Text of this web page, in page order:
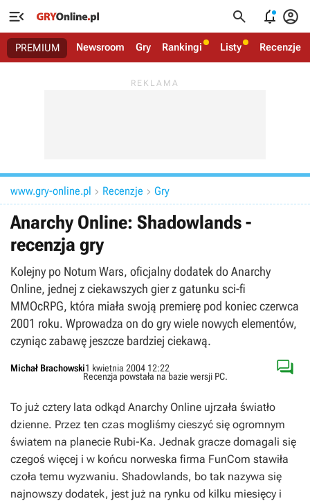
   
PREMIUM Newsroom Gry Rankingi Listy Recenzje
www.gry-online.pl  Recenzje  Gry
Anarchy Online: Shadowlands -
recenzja gry
Kolejny po Notum Wars, oficjalny dodatek do Anarchy
Online, jednej z ciekawszych gier z gatunku sci-fi
MMOcRPG, która miała swoją premierę pod koniec czerwca
2001 roku. Wprowadza on do gry wiele nowych elementów,
czyniąc zabawę jeszcze bardziej ciekawą.
Michał Brachowski1 kwietnia 2004 12:22 
Recenzja powstała na bazie wersji PC.
To już cztery lata odkąd Anarchy Online ujrzała światło
dzienne. Przez ten czas mogliśmy cieszyć się ogromnym
światem na planecie Rubi-Ka. Jednak gracze domagali się
czegoś więcej i w końcu norweska firma FunCom stawiła
czoła temu wyzwaniu. Shadowlands, bo tak nazywa się
najnowszy dodatek, jest już na rynku od kilku miesięcy i